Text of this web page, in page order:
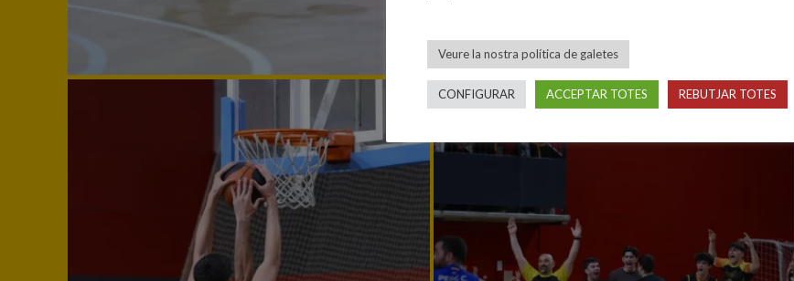
Veure la nostra política de galetes
CONFIGURAR ACCEPTAR TOTES REBUTJAR TOTES